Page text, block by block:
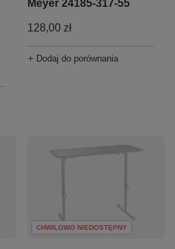
Meyer 24185-317-55
128,00 zł
+ Dodaj do porównania
CHWILOWO NIEDOSTĘPNY